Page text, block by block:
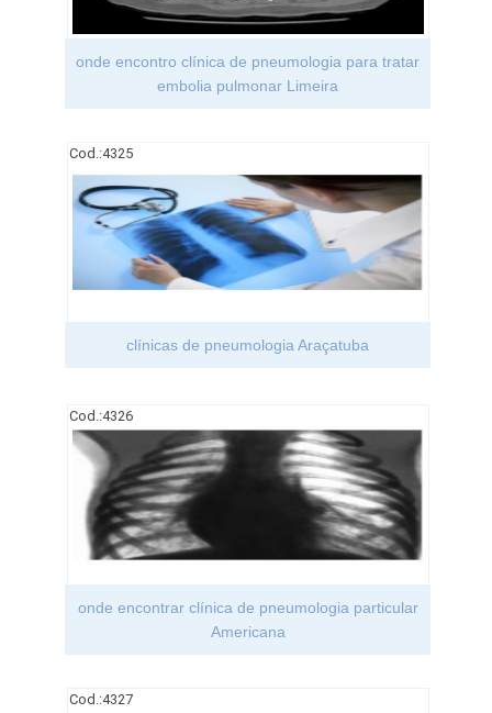
onde encontro clínica de pneumologia para tratar
embolia pulmonar Limeira
Cod.:4325
clínicas de pneumologia Araçatuba
Cod.:4326
onde encontrar clínica de pneumologia particular
Americana
Cod.:4327